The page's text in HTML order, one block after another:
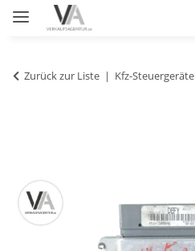
Zurück zur Liste Kfz-Steuergeräte